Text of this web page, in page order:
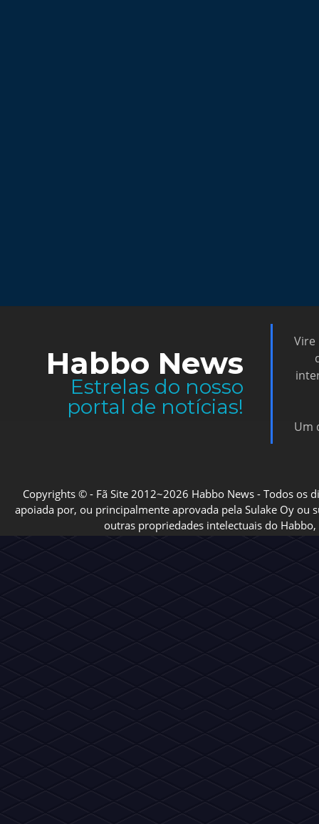
Habbo News
Estrelas do nosso
portal de notícias!
Vire
Um
Copyrights © - Fã Site 2012~2026 Habbo News - Todos os
apoiada por, ou principalmente aprovada pela Sulake Oy ou
outras propriedades intelectuais do